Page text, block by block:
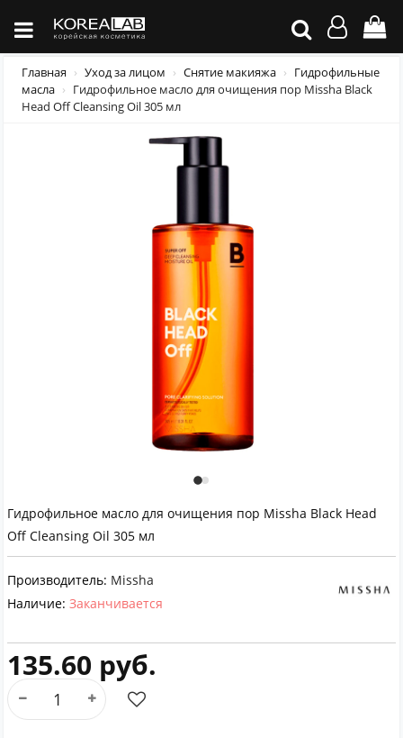
Главная Уход за лицом Снятие макияжа
Гидрофильные
масла
Гидрофильное масло для очищения пор Missha Black
Head Off Cleansing Oil 305 мл
Гидрофильное масло для очищения пор Missha Black Head
Off Cleansing Oil 305 мл
Производитель: Missha
Наличие: Заканчивается
135.60 руб.